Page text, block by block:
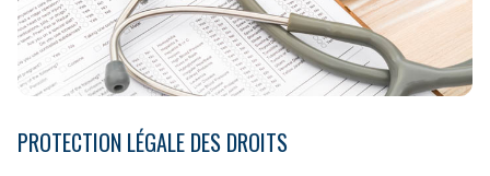
PROTECTION LÉGALE DES DROITS